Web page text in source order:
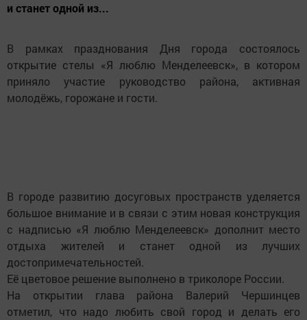
и станет одной из...
В рамках празднования Дня города состоялось
открытие стелы «Я люблю Менделеевск», в котором
приняло участие руководство района, активная
молодёжь, горожане и гости.
В городе развитию досуговых пространств уделяется
большое внимание и в связи с этим новая конструкция
с надписью «Я люблю Менделеевск» дополнит место
отдыха жителей и станет одной из лучших
достопримечательностей.
Её цветовое решение выполнено в триколоре России.
На открытии глава района Валерий Чершинцев
отметил, что надо любить свой город и делать его